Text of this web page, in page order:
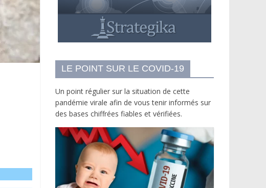
LE POINT SUR LE COVID-19
Un point régulier sur la situation de cette
pandémie virale afin de vous tenir informés sur
des bases chiffrées fiables et vérifiées.